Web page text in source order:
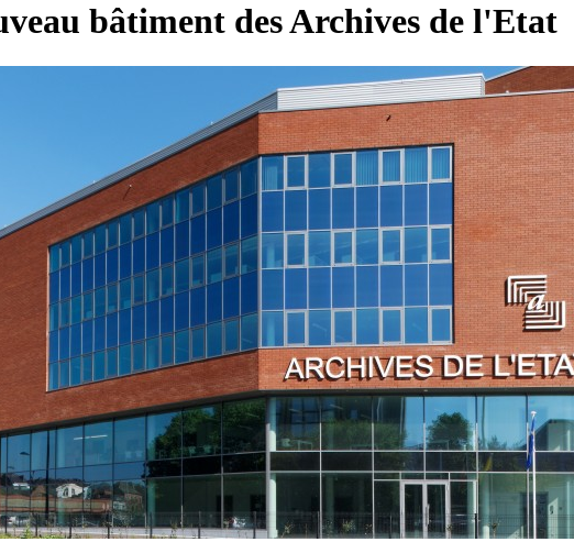
bâtiment des Archives de l'Etat